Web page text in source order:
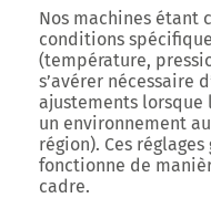
Nos machines étant
conditions
(température,
s’avérer nécessaire
ajustements lorsque
un environnement
région). Ces
fonctionne de
cadre.